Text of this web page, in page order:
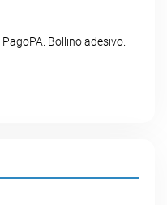
Bollino adesivo.